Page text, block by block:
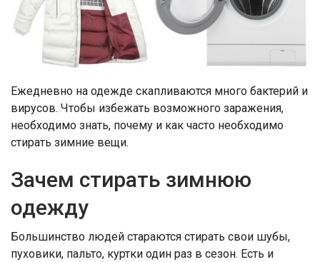
Ежедневно на одежде скапливаются много бактерий и
вирусов. Чтобы избежать возможного заражения,
необходимо знать, почему и как часто необходимо
стирать зимние вещи.
Зачем стирать зимнюю
одежду
Большинство людей стараются стирать свои шубы,
пуховики, пальто, куртки один раз в сезон. Есть и